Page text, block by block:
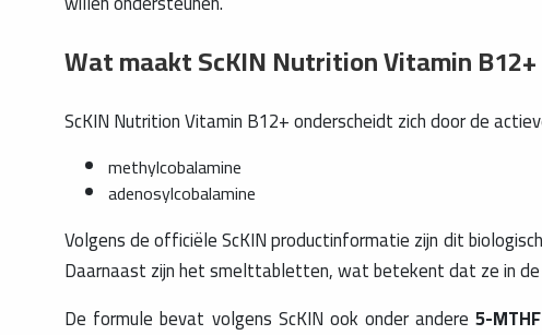
Wat maakt ScKIN Nutrition Vitamin
ScKIN Nutrition Vitamin B12+ onderscheidt zich door de
methylcobalamine
adenosylcobalamine
Volgens de officiële ScKIN productinformatie zijn dit
Daarnaast zijn het smelttabletten, wat betekent dat ze in de
De formule bevat volgens ScKIN ook onder andere5-